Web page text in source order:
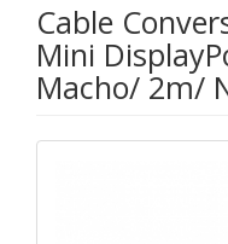
Cable
Mini
Macho/ 2m/